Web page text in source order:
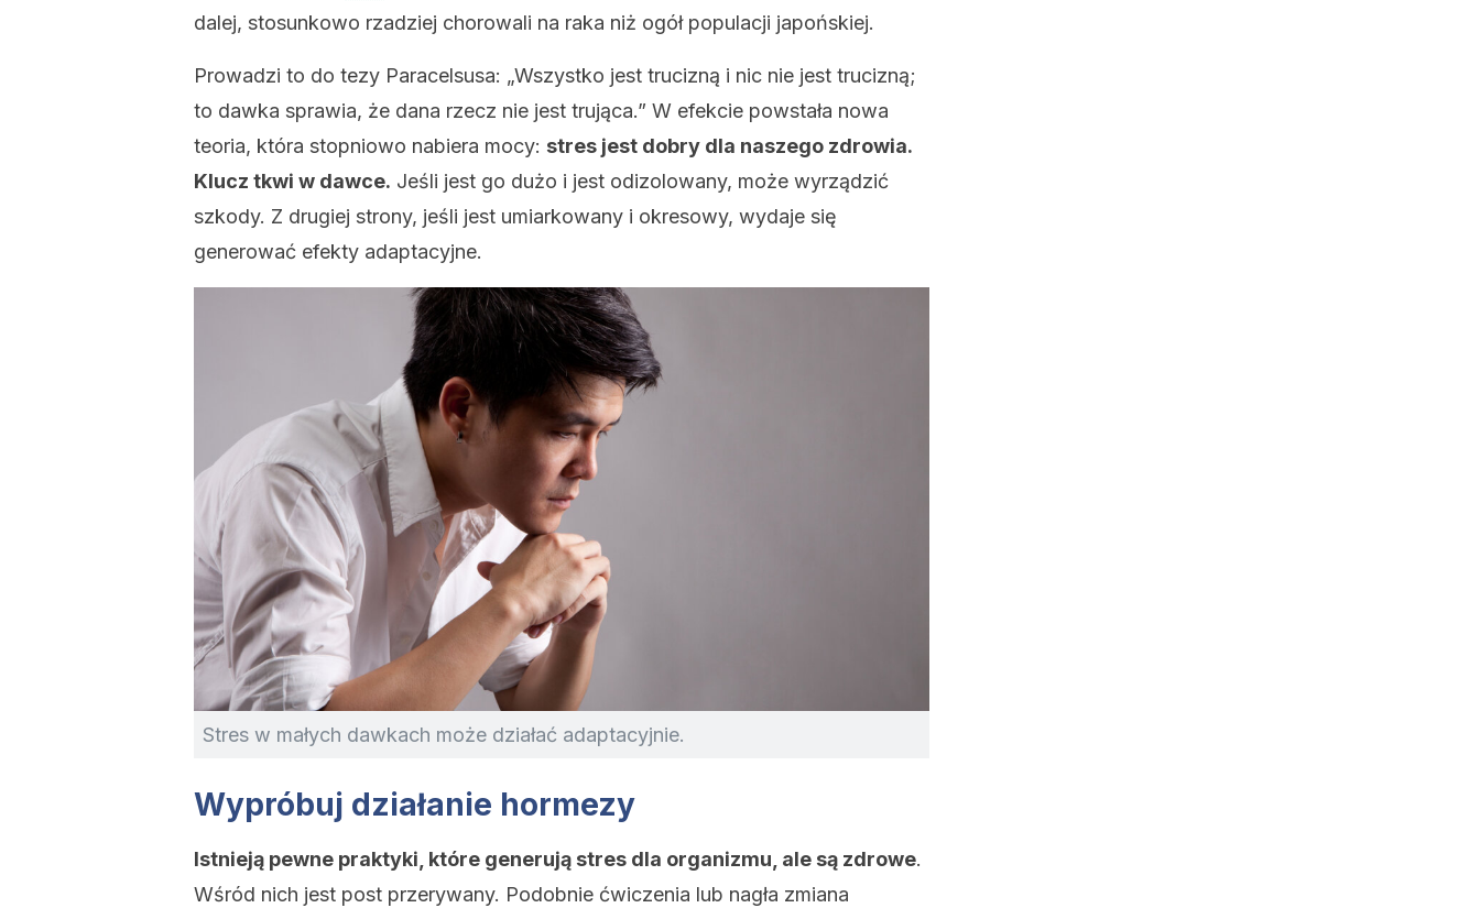
dalej, stosunkowo rzadziej chorowali na raka niż ogół populacji japońskiej.
Prowadzi to do tezy Paracelsusa: „Wszystko jest trucizną i nic nie jest trucizną;
to dawka sprawia, że dana rzecz nie jest trująca.” W efekcie powstała nowa
teoria, która stopniowo nabiera mocy: stres jest dobry dla naszego zdrowia.
Klucz tkwi w dawce. Jeśli jest go dużo i jest odizolowany, może wyrządzić
szkody. Z drugiej strony, jeśli jest umiarkowany i okresowy, wydaje się
generować efekty adaptacyjne.
Stres w małych dawkach może działać adaptacyjnie.
Wypróbuj działanie hormezy
Istnieją pewne praktyki, które generują stres dla organizmu, ale są zdrowe.
Wśród nich jest post przerywany. Podobnie ćwiczenia lub nagła zmiana